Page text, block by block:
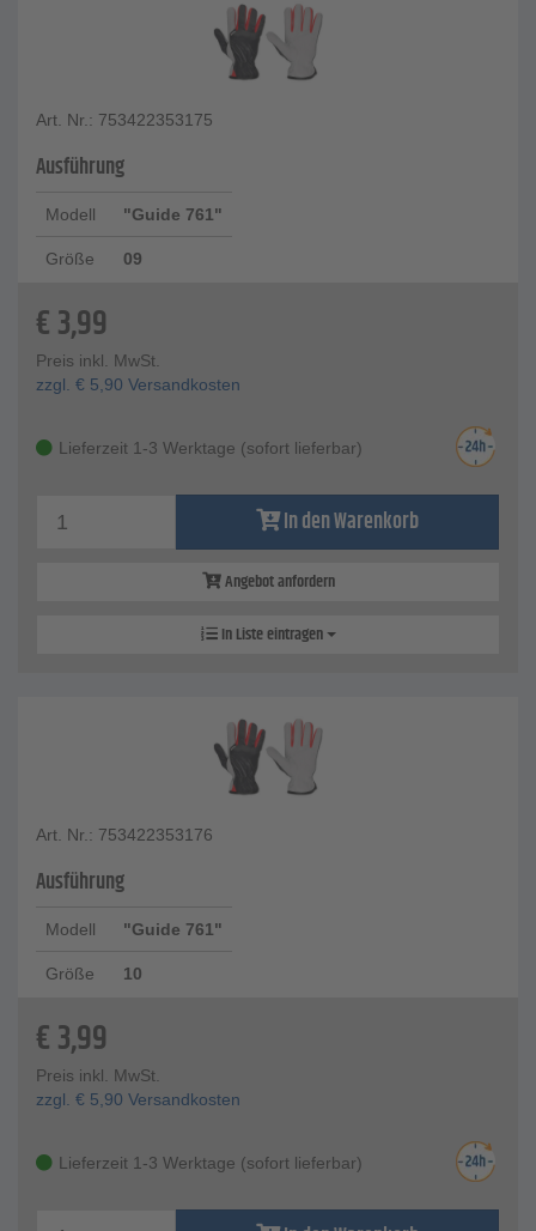
Art. Nr.: 753422353175
Ausführung
Modell "Guide 761"
Größe 09
€3,99
Preis inkl. MwSt.
zzgl. € 5,90 Versandkosten
Lieferzeit 1-3 Werktage (sofort lieferbar)
In den Warenkorb
Angebot anfordern
In Liste eintragen
Art. Nr.: 753422353176
Ausführung
Modell "Guide 761"
Größe 10
€3,99
Preis inkl. MwSt.
zzgl. € 5,90 Versandkosten
Lieferzeit 1-3 Werktage (sofort lieferbar)